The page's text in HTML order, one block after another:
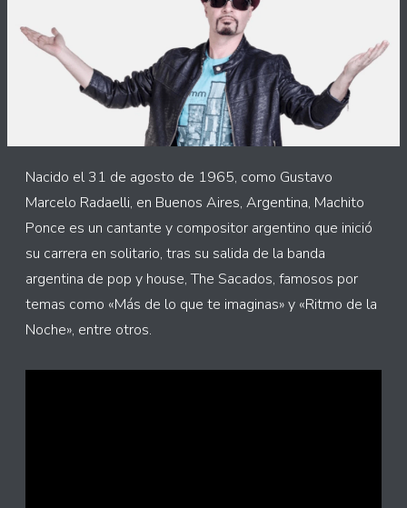
Nacido el 31 de agosto de 1965, como Gustavo
Marcelo Radaelli, en Buenos Aires, Argentina, Machito
Ponce es un cantante y compositor argentino que inició
su carrera en solitario, tras su salida de la banda
argentina de pop y house, The Sacados, famosos por
temas como «Más de lo que te imaginas» y «Ritmo de la
Noche», entre otros.